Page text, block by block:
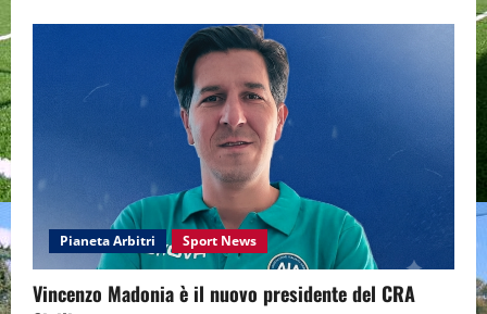
Pianeta Arbitri Sport News
Vincenzo Madonia è il nuovo presidente del CRA